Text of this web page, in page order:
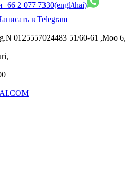
+66 2 077 7330(engl/thai)
в Telegram
0125557024483 51/60-61 ,Moo 6,